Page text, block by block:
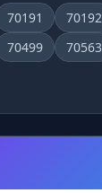
70191 70192
70499 70563